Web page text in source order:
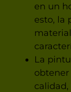
en un
esto, la
La